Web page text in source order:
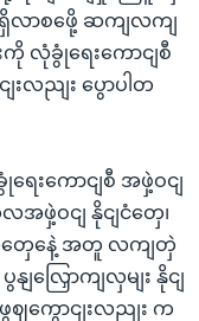
ရှိလာစဖေို့ ဆကျလကျ
လုံခွုံရေးကောငျစီ
းလညျး ပွောပါတ
ေးကောငျစီ အဖှဲ့ဝငျ
ဖှဲ့ဝငျ နိုငျငံတှေ၊
တှေနေဲ့ အတူ လကျတှဲ
နျလြှောကျလှမျး နိုငျ
ဈကွောငျးလညျး က